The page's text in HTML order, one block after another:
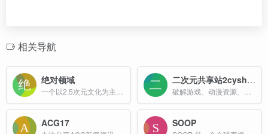
相关导航
绝对领域 二次元共享站2cyshare
ACG17 SOOP